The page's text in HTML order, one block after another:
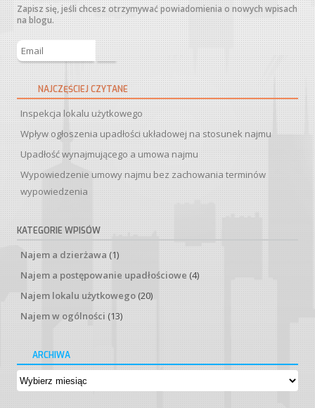
Zapisz się, jeśli chcesz otrzymywać powiadomienia o nowych wpisach
na blogu.
NAJCZĘŚCIEJ CZYTANE
Inspekcja lokalu użytkowego
Wpływ ogłoszenia upadłości układowej na stosunek najmu
Upadłość wynajmującego a umowa najmu
Wypowiedzenie umowy najmu bez zachowania terminów
wypowiedzenia
KATEGORIE WPISÓW
Najem a dzierżawa (1)
Najem a postępowanie upadłościowe (4)
Najem lokalu użytkowego(20)
Najem w ogólności (13)
ARCHIWA
Archiwa